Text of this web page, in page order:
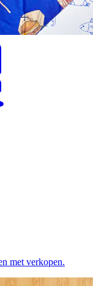
met verkopen.